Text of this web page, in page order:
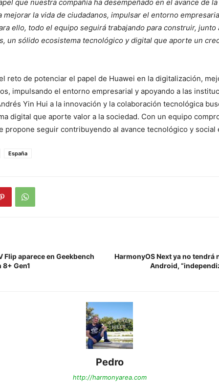
que nuestra compañía ha desempeñado en el avance de
mejorar la vida de ciudadanos, impulsar el entorno
ello, todo el equipo seguirá trabajando para construir, junto
un sólido ecosistema tecnológico y digital que aporte un
reto de potenciar el papel de Huawei en la digitalización,
impulsando el entorno empresarial y apoyando a las
Yin Hui a la innovación y la colaboración tecnológica
digital que aporte valor a la sociedad. Con un equipo
propone seguir contribuyendo al avance tecnológico y social
España
Flip aparece en Geekbench
Gen1
HarmonyOS Next ya no tendrá
Android,
Pedro
http://harmonyarea.com